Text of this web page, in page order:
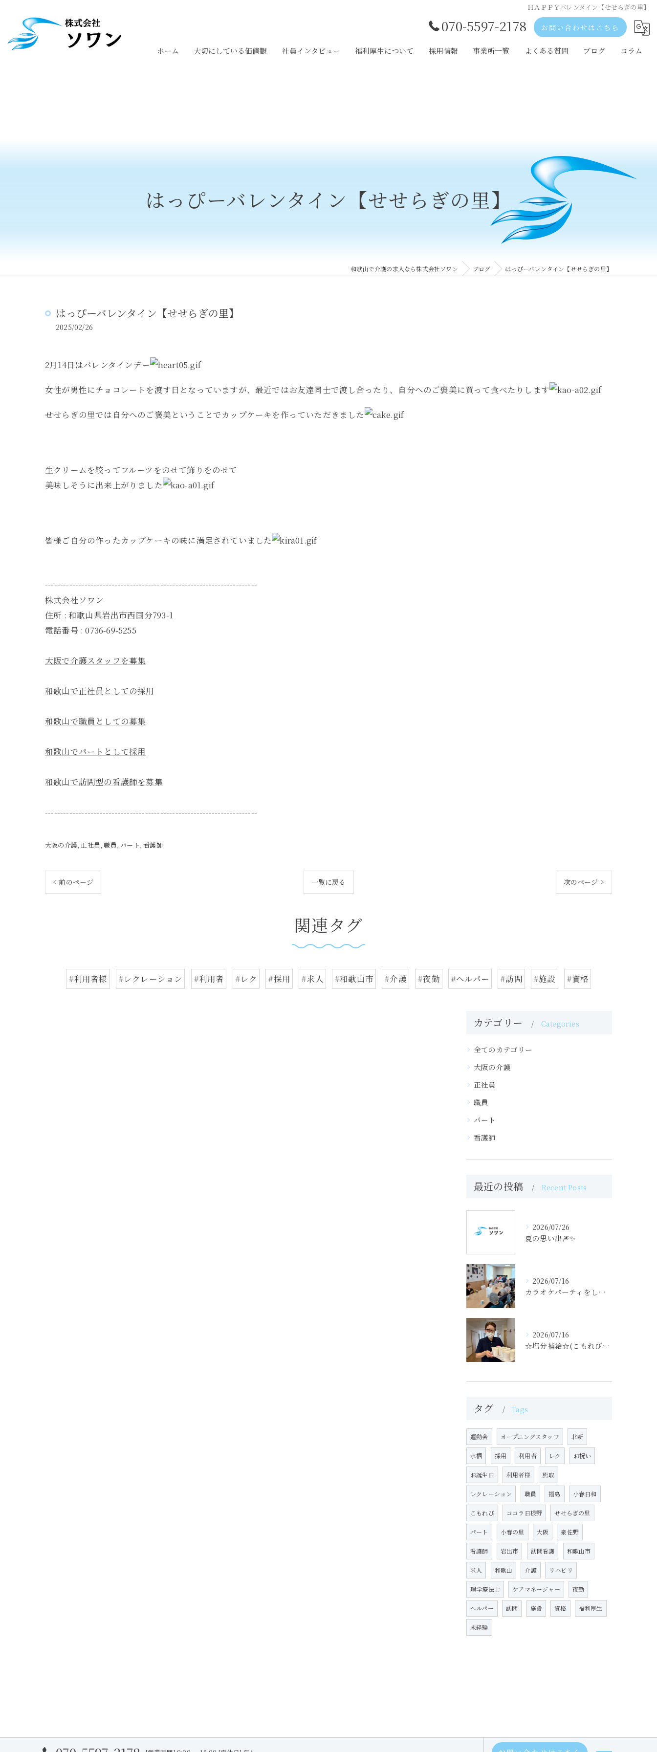
ＨＡＰＰＹバレンタイン【せせらぎの里】
070-5597-2178 お問い合わせはこちら
ホーム 大切にしている価値観 社員インタビュー 福利厚生について 採用情報 事業所一覧 よくある質問 ブログ コラム
はっぴーバレンタイン【せせらぎの里】
和歌山で介護の求人なら株式会社ソワン ブログ はっぴーバレンタイン【せせらぎの里】
はっぴーバレンタイン【せせらぎの里】
2025/02/26
2月14日はバレンタインデー
女性が男性にチョコレートを渡す日となっていますが、最近ではお友達同士で渡し合ったり、自分へのご褒美に買って食べたりします
せせらぎの里では自分へのご褒美ということでカップケーキを作っていただきました
生クリームを絞ってフルーツをのせて飾りをのせて
美味しそうに出来上がりました
皆様ご自分の作ったカップケーキの味に満足されていました
----------------------------------------------------------------------
株式会社ソワン
住所 : 和歌山県岩出市西国分793-1
電話番号 : 0736-69-5255
大阪で介護スタッフを募集
和歌山で正社員としての採用
和歌山で職員としての募集
和歌山でパートとして採用
和歌山で訪問型の看護師を募集
----------------------------------------------------------------------
大阪の介護 正社員 職員 パート 看護師
< 前のページ 一覧に戻る 次のページ >
関連タグ
#利用者様 #レクレーション #利用者 #レク #採用 #求人 #和歌山市 #介護 #夜勤 #ヘルパー #訪問 #施設 #資格
カテゴリー Categories
全てのカテゴリー
大阪の介護
正社員
職員
パート
看護師
最近の投稿 Recent Posts
2026/07/26
夏の思い出🎆✨
2026/07/16
カラオケパーティをしました（せせらぎの里）
2026/07/16
☆塩分補給☆(こもれびの里)
タグ Tags
運動会 オープニングスタッフ 北新
水栖 採用 利用者 レク お祝い
お誕生日 利用者様 熊取
レクレーション 職員 福島 小春日和
こもれび ココラ日根野 せせらぎの里
パート 小春の里 大阪 泉佐野
看護師 岩出市 訪問看護 和歌山市
求人 和歌山 介護 リハビリ
理学療法士 ケアマネージャー 夜勤
ヘルパー 訪問 施設 資格 福利厚生
未経験